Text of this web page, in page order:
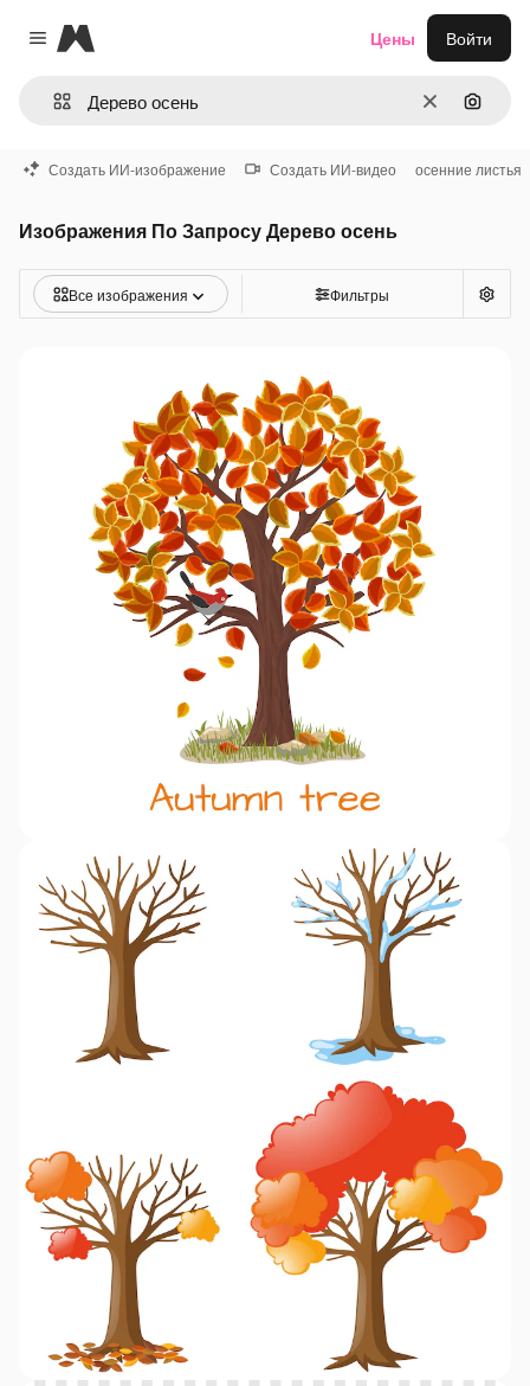
Close menu
Magnific
ОчиститьПоиск
Цены Войти
Создать ИИ-изображение Создать ИИ-видео осенние листья
Изображения По Запросу Дерево осень
Все изображения Фильтры